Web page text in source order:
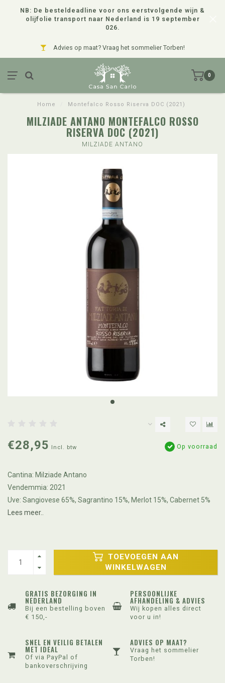
NB: De besteldeadline voor ons eerstvolgende wijn &
olijfolie transport naar Nederland is 19 september
026.
Advies op maat? Vraag het sommelier Torben!
0
Home Montefalco Rosso Riserva DOC (2021)
MILZIADE ANTANO MONTEFALCO ROSSO
RISERVA DOC (2021)
MILZIADE ANTANO
€28,95 Incl. btw Op voorraad
Cantina: Milziade Antano
Vendemmia: 2021
Uve: Sangiovese 65%, Sagrantino 15%, Merlot 15%, Cabernet 5%
Lees meer..
TOEVOEGEN AAN
WINKELWAGEN
GRATIS BEZORGING IN
NEDERLAND
Bij een bestelling boven
€ 150,-
PERSOONLIJKE
AFHANDELING & ADVIES
Wij kopen alles direct
voor u in!
SNEL EN VEILIG BETALEN
MET IDEAL
Of via PayPal of
bankoverschrijving
ADVIES OP MAAT?
Vraag het sommelier
Torben!